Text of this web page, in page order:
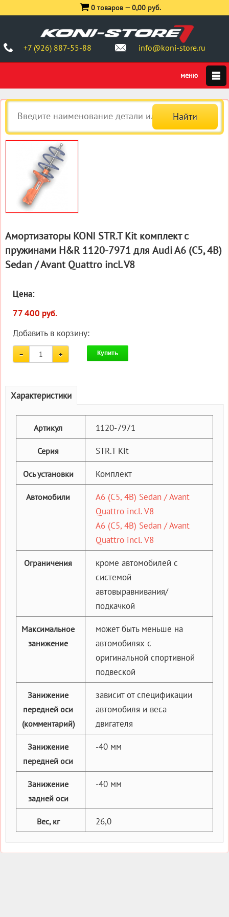
+7 (926) 887-55-88 info@koni-store.ru
0 товаров —0,00 руб.
Амортизаторы KONI STR.T Kit комплект c
пружинами H&R 1120-7971 для Audi A6 (C5, 4B)
Sedan / Avant Quattro incl. V8
Цена:
77 400 руб.
Добавить в корзину:
Купить
Характеристики
Артикул 1120-7971
Серия STR.T Kit
Ось установки Комплект
Автомобили
A6 (C5, 4B) Sedan / Avant
Quattro incl. V8
A6 (C5, 4B) Sedan / Avant
Quattro incl. V8
Ограничения
кроме автомобилей с
системой
автовыравнивания/
подкачкой
Максимальное
занижение
может быть меньше на
автомобилях с
оригинальной спортивной
подвеской
Занижение
передней оси
(комментарий)
зависит от спецификации
автомобиля и веса
двигателя
Занижение
передней оси
-40 мм
Занижение
задней оси
-40 мм
Вес, кг 26,0